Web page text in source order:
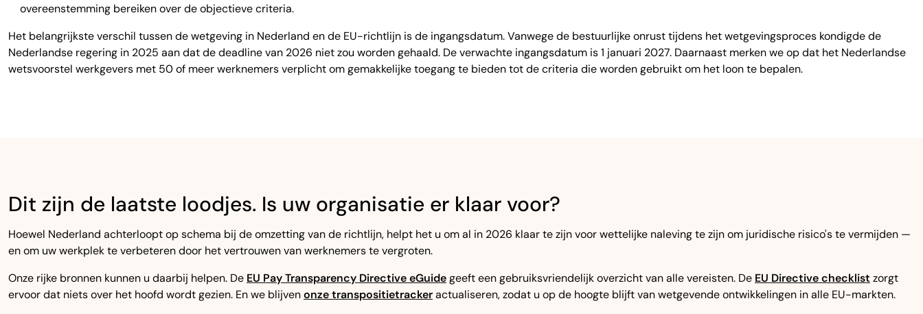
overeenstemming bereiken over de objectieve criteria.
Het belangrijkste verschil tussen de wetgeving in Nederland en de EU-richtlijn is de ingangsdatum. Vanwege de bestuurlijke onrust tijdens het wetgevingsproces kondigde de
Nederlandse regering in 2025 aan dat de deadline van 2026 niet zou worden gehaald. De verwachte ingangsdatum is 1 januari 2027. Daarnaast merken we op dat het Nederlandse
wetsvoorstel werkgevers met 50 of meer werknemers verplicht om gemakkelijke toegang te bieden tot de criteria die worden gebruikt om het loon te bepalen.
Dit zijn de laatste loodjes. Is uw organisatie er klaar voor?
Hoewel Nederland achterloopt op schema bij de omzetting van de richtlijn, helpt het u om al in 2026 klaar te zijn voor wettelijke naleving te zijn om juridische risico's te vermijden —
en om uw werkplek te verbeteren door het vertrouwen van werknemers te vergroten.
Onze rijke bronnen kunnen u daarbij helpen. De EU Pay Transparency Directive eGuidegeeft een gebruiksvriendelijk overzicht van alle vereisten. De EU Directive checklist zorgt
ervoor dat niets over het hoofd wordt gezien. En we blijvenonze transpositietrackeractualiseren, zodat u op de hoogte blijft van wetgevende ontwikkelingen in alle EU-markten.